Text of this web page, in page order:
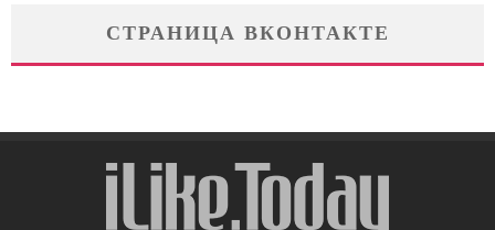
СТРАНИЦА ВКОНТАКТЕ